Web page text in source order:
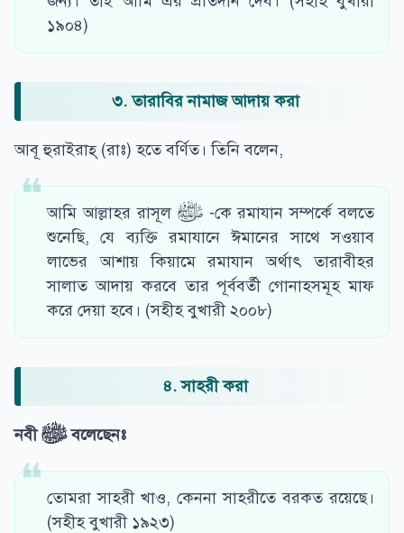
১৯০৪)
৩. তারাবির নামাজ আদায় করা
আবূ হুরাইরাহ্ (রাঃ) হতে বর্ণিত। তিনি বলেন,
আমি আল্লাহর রাসূল ﷺ -কে রমাযান সম্পর্কে বলতে
শুনেছি, যে ব্যক্তি রমাযানে ঈমানের সাথে সওয়াব
লাভের আশায় কিয়ামে রমাযান অর্থাৎ তারাবীহর
সালাত আদায় করবে তার পূর্ববর্তী গোনাহসমূহ মাফ
করে দেয়া হবে। (সহীহ বুখারী ২০০৮)
৪. সাহরী করা
নবীﷺ বলেছেনঃ
তোমরা সাহরী খাও, কেননা সাহরীতে বরকত রয়েছে।
(সহীহ বুখারী ১৯২৩)